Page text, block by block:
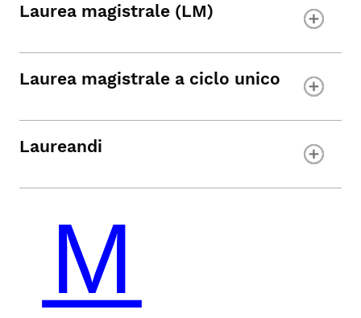
Laurea magistrale (LM)
Laurea magistrale a ciclo unico
Laureandi